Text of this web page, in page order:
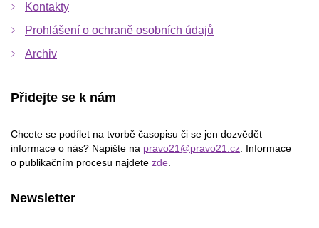
Kontakty
Prohlášení o ochraně osobních údajů
Archiv
Přidejte se k nám
Chcete se podílet na tvorbě časopisu či se jen dozvědět
informace o nás? Napište na pravo21@pravo21.cz. Informace
o publikačním procesu najdete zde.
Newsletter